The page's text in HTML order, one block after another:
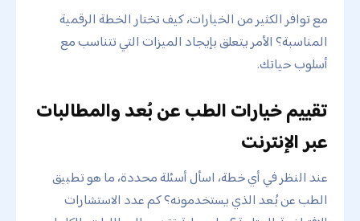
مع توافر الكثير من الخيارات، كيف تختار الخطة الرقمية
المناسبة؟ الأمر يتعلق بإيجاد الميزات التي تتناسب مع
أسلوب حياتك.
تقييم خيارات الطب عن بُعد والمطالبات
عبر الإنترنت
عند النظر في أي خطة، اسأل أسئلة محددة، ما هو تطبيق
الطب عن بُعد الذي يستخدمونه؟ كم عدد الاستشارات